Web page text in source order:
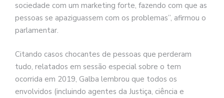
sociedade com um marketing forte, fazendo com que as
pessoas se apaziguassem com os problemas”, afirmou o
parlamentar.
Citando casos chocantes de pessoas que perderam
tudo, relatados em sessão especial sobre o tem
ocorrida em 2019, Galba lembrou que todos os
envolvidos (incluindo agentes da Justiça, ciência e